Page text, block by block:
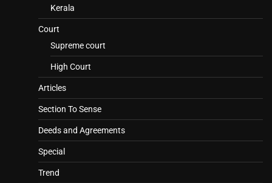
Kerala
Court
Supreme court
High Court
Articles
Section To Sense
Deeds and Agreements
Special
Trend